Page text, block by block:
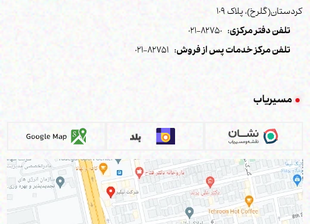
کردستان(گلرخ)، پلاک 109
تلفن دفتر مرکزی: 82750-021
تلفن مرکز خدمات پس از فروش: 82751-021
مسیریاب